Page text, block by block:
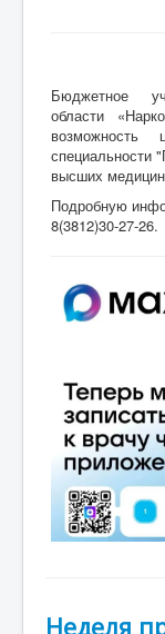
Бюджетное
области
возможность
специальности
высших
Подробную
8(3812)30-27-26.
Неделя